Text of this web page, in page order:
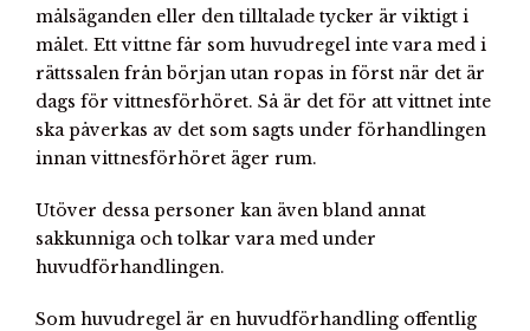
målsäganden eller den tilltalade tycker är viktigt i
målet. Ett vittne får som huvudregel inte vara med i
rättssalen från början utan ropas in först när det är
dags för vittnesförhöret. Så är det för att vittnet inte
ska påverkas av det som sagts under förhandlingen
innan vittnesförhöret äger rum.
Utöver dessa personer kan även bland annat
sakkunniga och tolkar vara med under
huvudförhandlingen.
Som huvudregel är en huvudförhandling offentlig